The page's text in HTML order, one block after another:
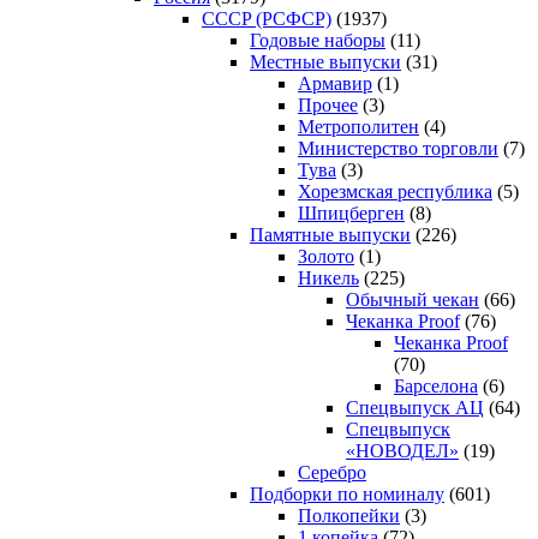
CCCP (РСФСР) (1937)
Годовые наборы (11)
Местные выпуски (31)
Армавир (1)
Прочее (3)
Метрополитен (4)
Министерство торговли (7)
Тува (3)
Хорезмская республика (5)
Шпицберген (8)
Памятные выпуски (226)
Золото (1)
Никель (225)
Обычный чекан (66)
Чеканка Proof(76)
Чеканка Proof
(70)
Барселона (6)
Спецвыпуск АЦ (64)
Спецвыпуск
«НОВОДЕЛ» (19)
Серебро
Подборки по номиналу (601)
Полкопейки (3)